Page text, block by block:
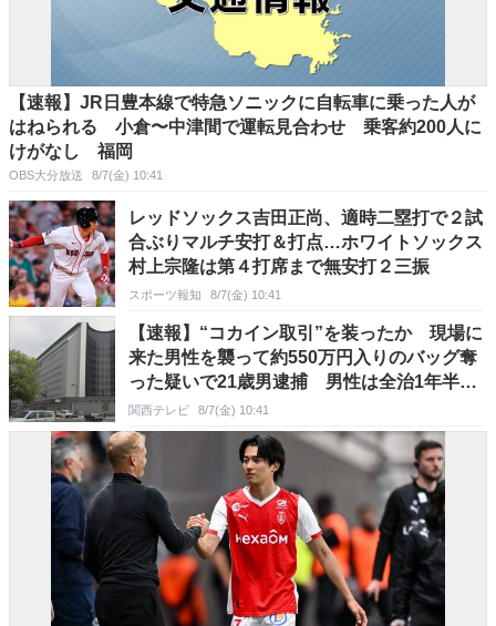
【速報】JR日豊本線で特急ソニックに自転車に乗った人が
はねられる 小倉〜中津間で運転見合わせ 乗客約200人に
けがなし 福岡
OBS大分放送 8/7(金) 10:41
レッドソックス吉田正尚、適時二塁打で２試
合ぶりマルチ安打＆打点…ホワイトソックス
村上宗隆は第４打席まで無安打２三振
スポーツ報知 8/7(金) 10:41
【速報】“コカイン取引”を装ったか 現場に
来た男性を襲って約550万円入りのバッグ奪
った疑いで21歳男逮捕 男性は全治1年半の
重傷 逮捕者はこれで3人に
関西テレビ 8/7(金) 10:41